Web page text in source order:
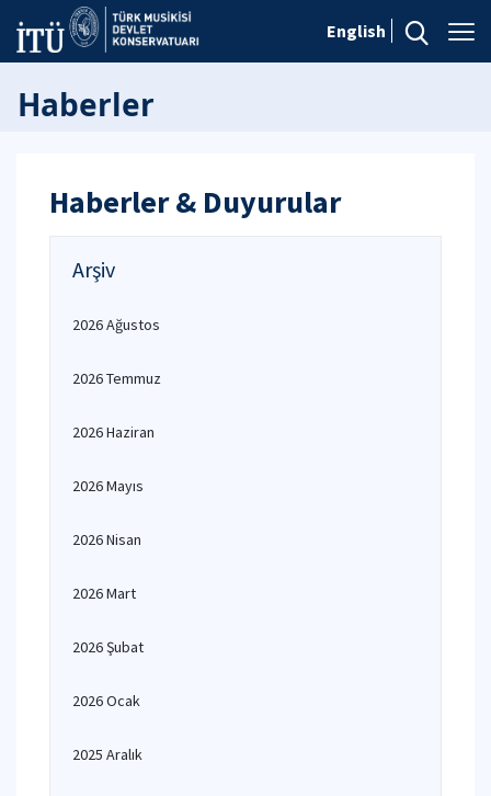
English
Haberler
Haberler & Duyurular
Arşiv
2026 Ağustos
2026 Temmuz
2026 Haziran
2026 Mayıs
2026 Nisan
2026 Mart
2026 Şubat
2026 Ocak
2025 Aralık